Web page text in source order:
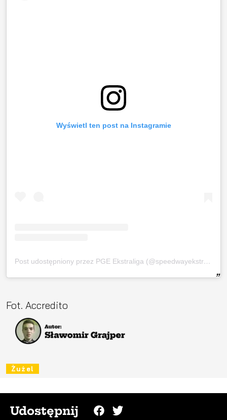
Wyświetl ten post na Instagramie
Post udostępniony przez PGE Ekstraliga (@speedwayekstraliga)
Fot. Accredito
Żużel
Udostępnij